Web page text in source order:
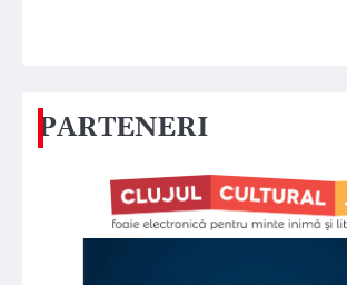
PARTENERI